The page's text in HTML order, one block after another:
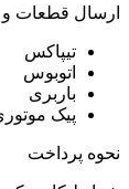
ارسال قطعات و
تیپاکس
اتوبوس
باربری
پیک
نحوه پرداخت